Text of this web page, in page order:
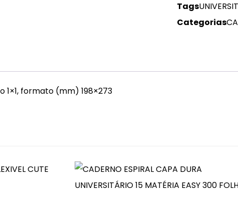
Tags
Categorias
1×1, formato (mm) 198×273